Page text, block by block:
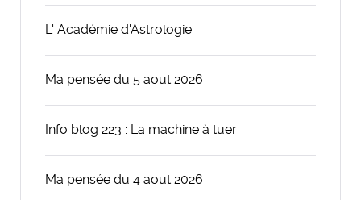
L' Académie d'Astrologie
Ma pensée du 5 aout 2026
Info blog 223 : La machine à tuer
Ma pensée du 4 aout 2026